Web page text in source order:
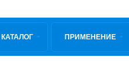
КАТАЛОГ ПРИМЕНЕНИЕ